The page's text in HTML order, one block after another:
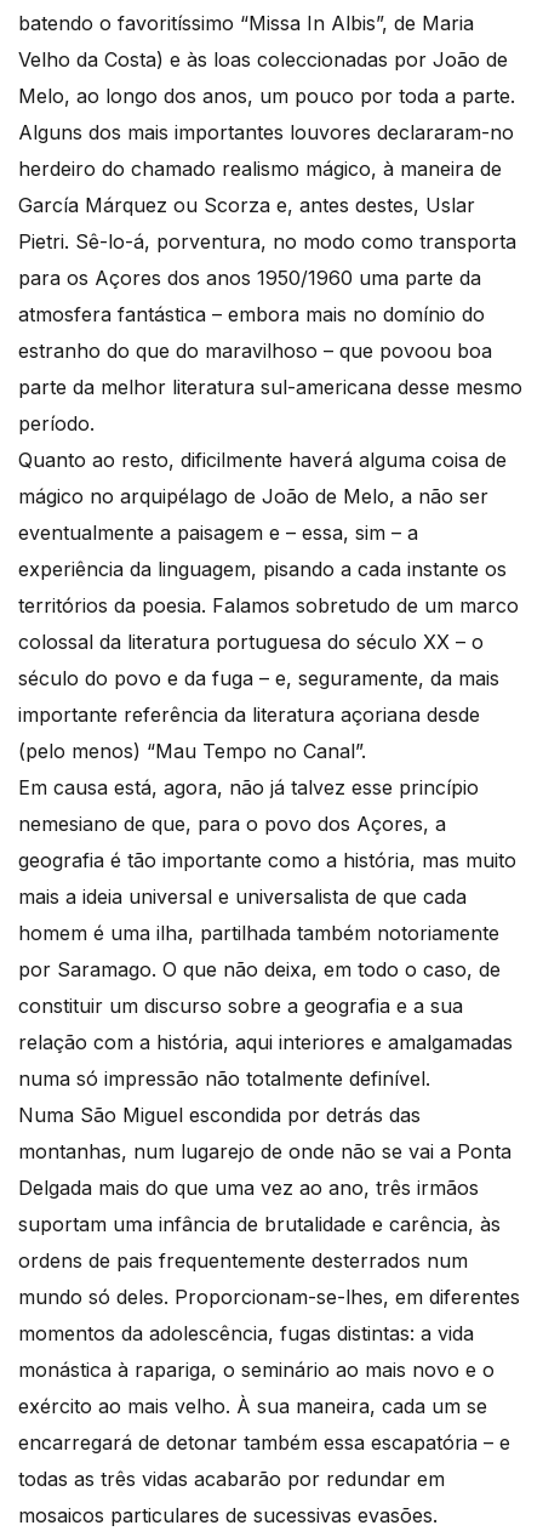
batendo o favoritíssimo “Missa In Albis”, de Maria
Velho da Costa) e às loas coleccionadas por João de
Melo, ao longo dos anos, um pouco por toda a parte.
Alguns dos mais importantes louvores declararam-no
herdeiro do chamado realismo mágico, à maneira de
García Márquez ou Scorza e, antes destes, Uslar
Pietri. Sê-lo-á, porventura, no modo como transporta
para os Açores dos anos 1950/1960 uma parte da
atmosfera fantástica – embora mais no domínio do
estranho do que do maravilhoso – que povoou boa
parte da melhor literatura sul-americana desse mesmo
período.
Quanto ao resto, dificilmente haverá alguma coisa de
mágico no arquipélago de João de Melo, a não ser
eventualmente a paisagem e – essa, sim – a
experiência da linguagem, pisando a cada instante os
territórios da poesia. Falamos sobretudo de um marco
colossal da literatura portuguesa do século XX – o
século do povo e da fuga – e, seguramente, da mais
importante referência da literatura açoriana desde
(pelo menos) “Mau Tempo no Canal”.
Em causa está, agora, não já talvez esse princípio
nemesiano de que, para o povo dos Açores, a
geografia é tão importante como a história, mas muito
mais a ideia universal e universalista de que cada
homem é uma ilha, partilhada também notoriamente
por Saramago. O que não deixa, em todo o caso, de
constituir um discurso sobre a geografia e a sua
relação com a história, aqui interiores e amalgamadas
numa só impressão não totalmente definível.
Numa São Miguel escondida por detrás das
montanhas, num lugarejo de onde não se vai a Ponta
Delgada mais do que uma vez ao ano, três irmãos
suportam uma infância de brutalidade e carência, às
ordens de pais frequentemente desterrados num
mundo só deles. Proporcionam-se-lhes, em diferentes
momentos da adolescência, fugas distintas: a vida
monástica à rapariga, o seminário ao mais novo e o
exército ao mais velho. À sua maneira, cada um se
encarregará de detonar também essa escapatória – e
todas as três vidas acabarão por redundar em
mosaicos particulares de sucessivas evasões.